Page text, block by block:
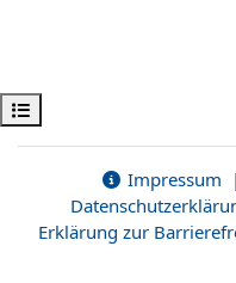
Открыть оглавление курса
Impressum |
Erklärung zur